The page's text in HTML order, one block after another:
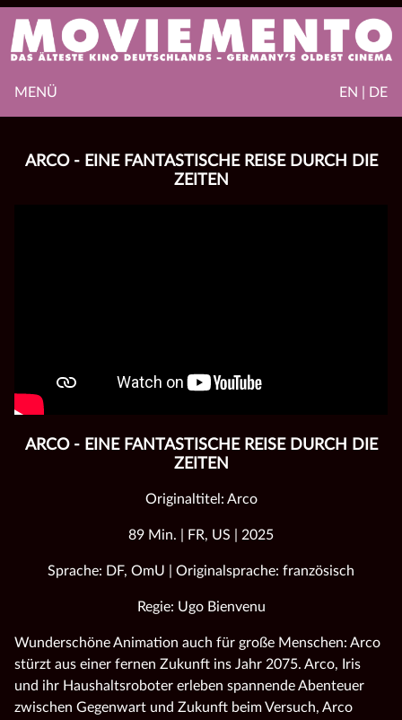
EN | DE
MENÜ
ARCO - EINE FANTASTISCHE REISE DURCH DIE
ZEITEN
ARCO - EINE FANTASTISCHE REISE DURCH DIE
ZEITEN
Originaltitel: Arco
89 Min. | FR, US | 2025
Sprache: DF, OmU | Originalsprache: französisch
Regie: Ugo Bienvenu
Wunderschöne Animation auch für große Menschen: Arco
stürzt aus einer fernen Zukunft ins Jahr 2075. Arco, Iris
und ihr Haushaltsroboter erleben spannende Abenteuer
zwischen Gegenwart und Zukunft beim Versuch, Arco